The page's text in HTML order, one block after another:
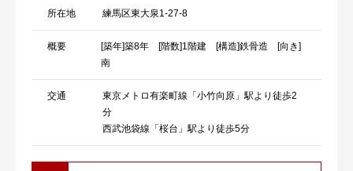
所在地 練馬区東大泉1-27-8
概要
[築年]築8年 [階数]1階建 [構造]鉄骨造 [向き]
南
交通
東京メトロ有楽町線「小竹向原」駅より徒歩2
分
西武池袋線「桜台」駅より徒歩5分